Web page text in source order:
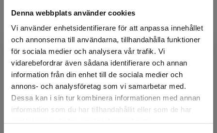
Denna webbplats använder cookies
Vi använder enhetsidentifierare för att anpassa innehållet
och annonserna till användarna, tillhandahålla funktioner
för sociala medier och analysera vår trafik. Vi
vidarebefordrar även sådana identifierare och annan
information från din enhet till de sociala medier och
annons- och analysföretag som vi samarbetar med.
Dessa kan i sin tur kombinera informationen med annan
information som du har tillhandahållit eller som de har
Begränsad fraktregion
Det verkar som att du besöker
studentlitteratur.se via en enhet utanför Sverige.
Hans Berg, överläkare, docent. Patientområde
akut ortopedi och traumatologi, Karolinska
Universitetssjukhuset, Stockholm. CLINTEC,
Karolinska Insti...